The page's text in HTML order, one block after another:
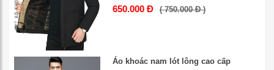
650.000 Đ ( 750.000 Đ )
Áo khoác nam lót lông cao cấp